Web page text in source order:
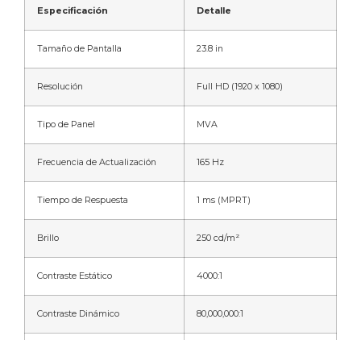
Especificación Detalle
Tamaño de Pantalla 23.8 in
Resolución Full HD (1920 x 1080)
Tipo de Panel MVA
Frecuencia de Actualización 165 Hz
Tiempo de Respuesta 1 ms (MPRT)
Brillo 250 cd/m²
Contraste Estático 4000:1
Contraste Dinámico 80,000,000:1